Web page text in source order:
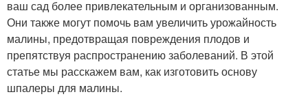
ваш сад более привлекательным и организованным.
Они также могут помочь вам увеличить урожайность
малины, предотвращая повреждения плодов и
препятствуя распространению заболеваний. В этой
статье мы расскажем вам, как изготовить основу
шпалеры для малины.